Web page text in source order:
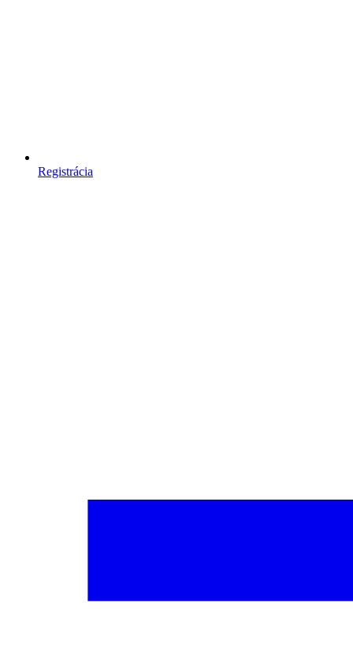
Registrácia